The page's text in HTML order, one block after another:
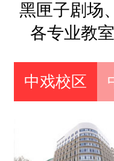
黑匣子剧场
各专业教
中戏校区